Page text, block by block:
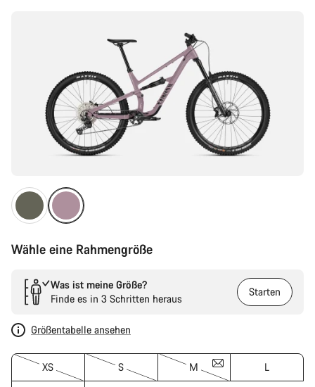
Wähle eine Rahmengröße
Was ist meine Größe?
Finde es in 3 Schritten heraus
Starten
Größentabelle ansehen
XS S M L